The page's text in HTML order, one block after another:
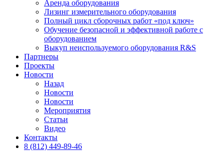
Аренда оборудования
Лизинг измерительного оборудования
Полный цикл сборочных работ «под ключ»
Обучение безопасной и эффективной работе с
оборудованием
Выкуп неиспользуемого оборудования R&S
Партнеры
Проекты
Новости
Назад
Новости
Новости
Мероприятия
Статьи
Видео
Контакты
8 (812) 449-89-46